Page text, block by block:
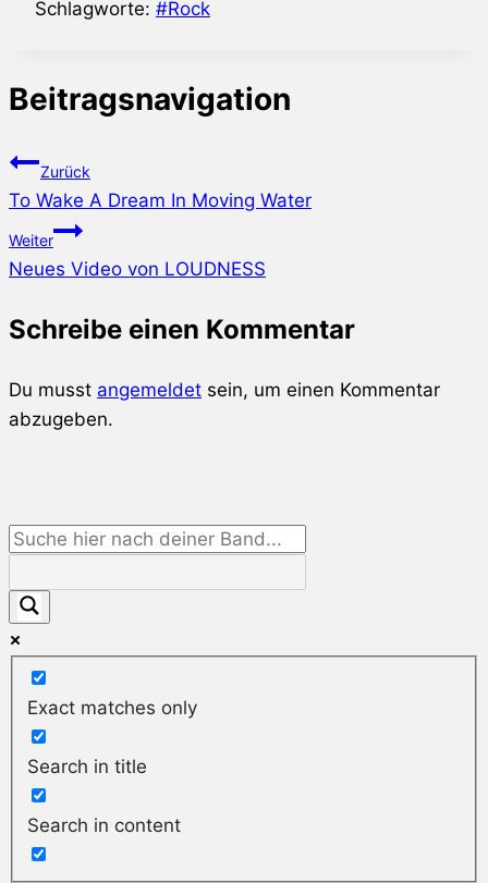
Schlagworte: #Rock
Beitragsnavigation
Zurück
To Wake A Dream In Moving Water
Weiter
Neues Video von LOUDNESS
Schreibe einen Kommentar
Du musst angemeldet sein, um einen Kommentar
abzugeben.
Exact matches only
Search in title
Search in content